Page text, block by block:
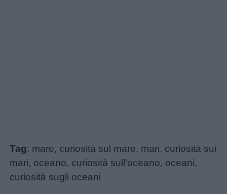
Tag: mare, curiosità sul mare, mari, curiosità sui
mari, oceano, curiosità sull’oceano, oceani,
curiosità sugli oceani